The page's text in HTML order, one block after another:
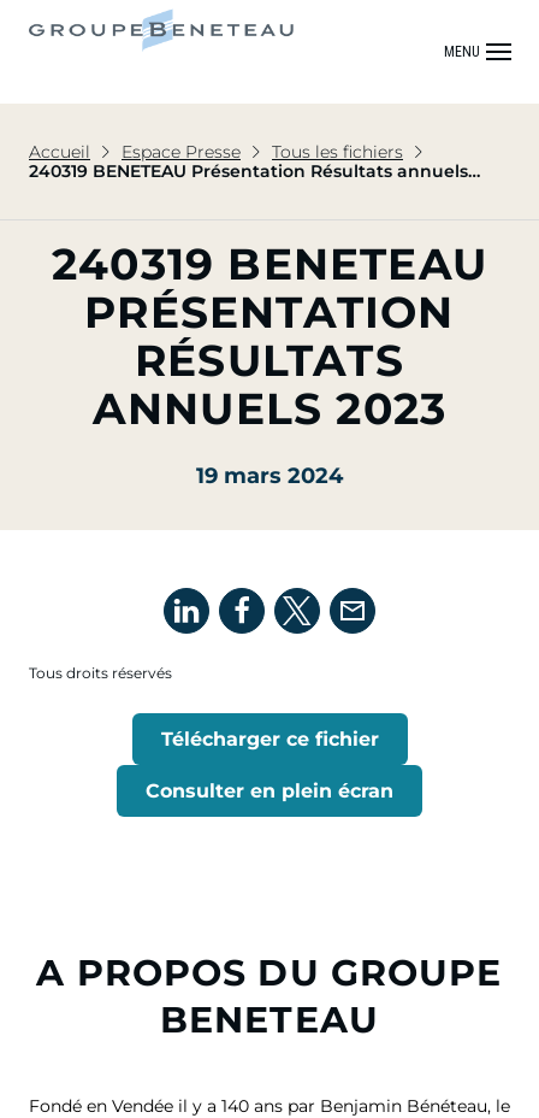
MENU
Accueil Espace Presse
Tous les fichiers
240319 BENETEAU Présentation Résultats annuels
240319 BENETEAU
PRÉSENTATION
RÉSULTATS
ANNUELS 2023
19 mars 2024
Tous droits réservés
Télécharger ce fichier
Consulter en plein écran
A PROPOS DU GROUPE
BENETEAU
Fondé en Vendée il y a 140 ans par Benjamin Bénéteau, le